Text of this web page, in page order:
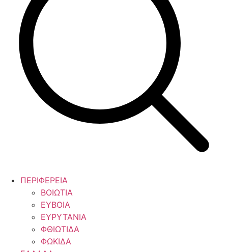
ΠΕΡΙΦΕΡΕΙΑ
ΒΟΙΩΤΙΑ
ΕΥΒΟΙΑ
ΕΥΡΥΤΑΝΙΑ
ΦΘΙΩΤΙΔΑ
ΦΩΚΙΔΑ